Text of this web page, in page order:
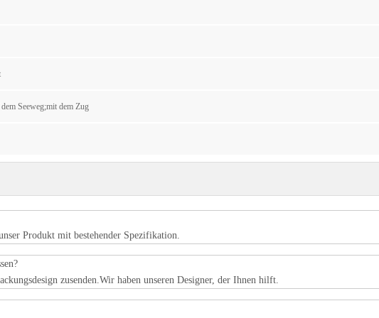
Seeweg;mit dem Zug
Produkt mit bestehender Spezifikation.
zusenden.Wir haben unseren Designer, der Ihnen hilft.